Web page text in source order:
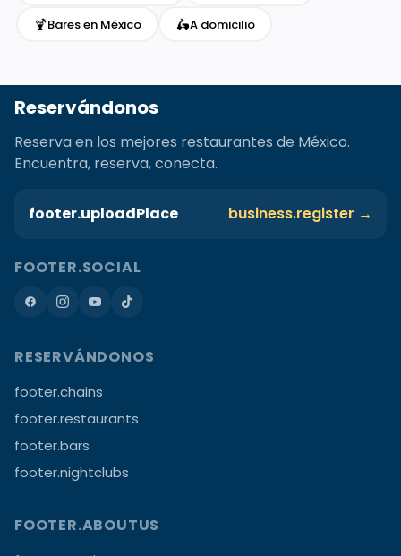
🍹Bares en México 🛵A domicilio
Reservándonos
Reserva en los mejores restaurantes de México.
Encuentra, reserva, conecta.
footer.uploadPlace business.register →
FOOTER.SOCIAL
RESERVÁNDONOS
footer.chains
footer.restaurants
footer.bars
footer.nightclubs
FOOTER.ABOUTUS